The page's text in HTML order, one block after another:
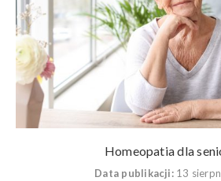
Homeopatia dla
Data publikacji: 13